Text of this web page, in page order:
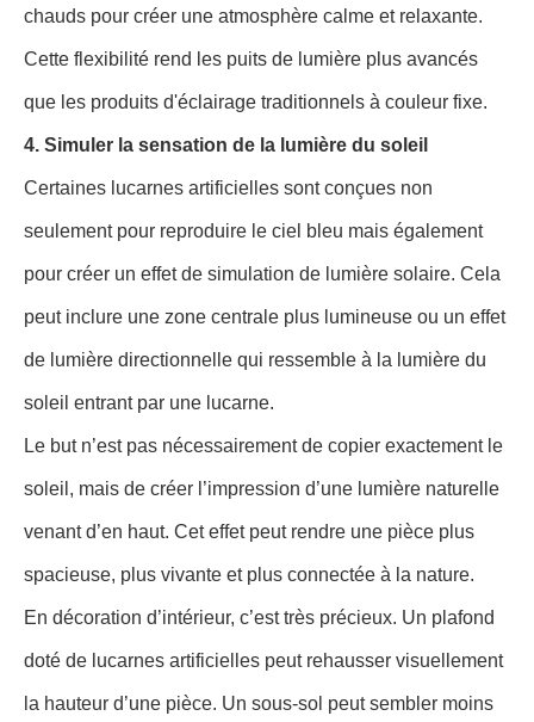
chauds pour créer une atmosphère calme et relaxante.
Cette flexibilité rend les puits de lumière plus avancés
que les produits d'éclairage traditionnels à couleur fixe.
4. Simuler la sensation de la lumière du soleil
Certaines lucarnes artificielles sont conçues non
seulement pour reproduire le ciel bleu mais également
pour créer un effet de simulation de lumière solaire. Cela
peut inclure une zone centrale plus lumineuse ou un effet
de lumière directionnelle qui ressemble à la lumière du
soleil entrant par une lucarne.
Le but n’est pas nécessairement de copier exactement le
soleil, mais de créer l’impression d’une lumière naturelle
venant d’en haut. Cet effet peut rendre une pièce plus
spacieuse, plus vivante et plus connectée à la nature.
En décoration d’intérieur, c’est très précieux. Un plafond
doté de lucarnes artificielles peut rehausser visuellement
la hauteur d’une pièce. Un sous-sol peut sembler moins